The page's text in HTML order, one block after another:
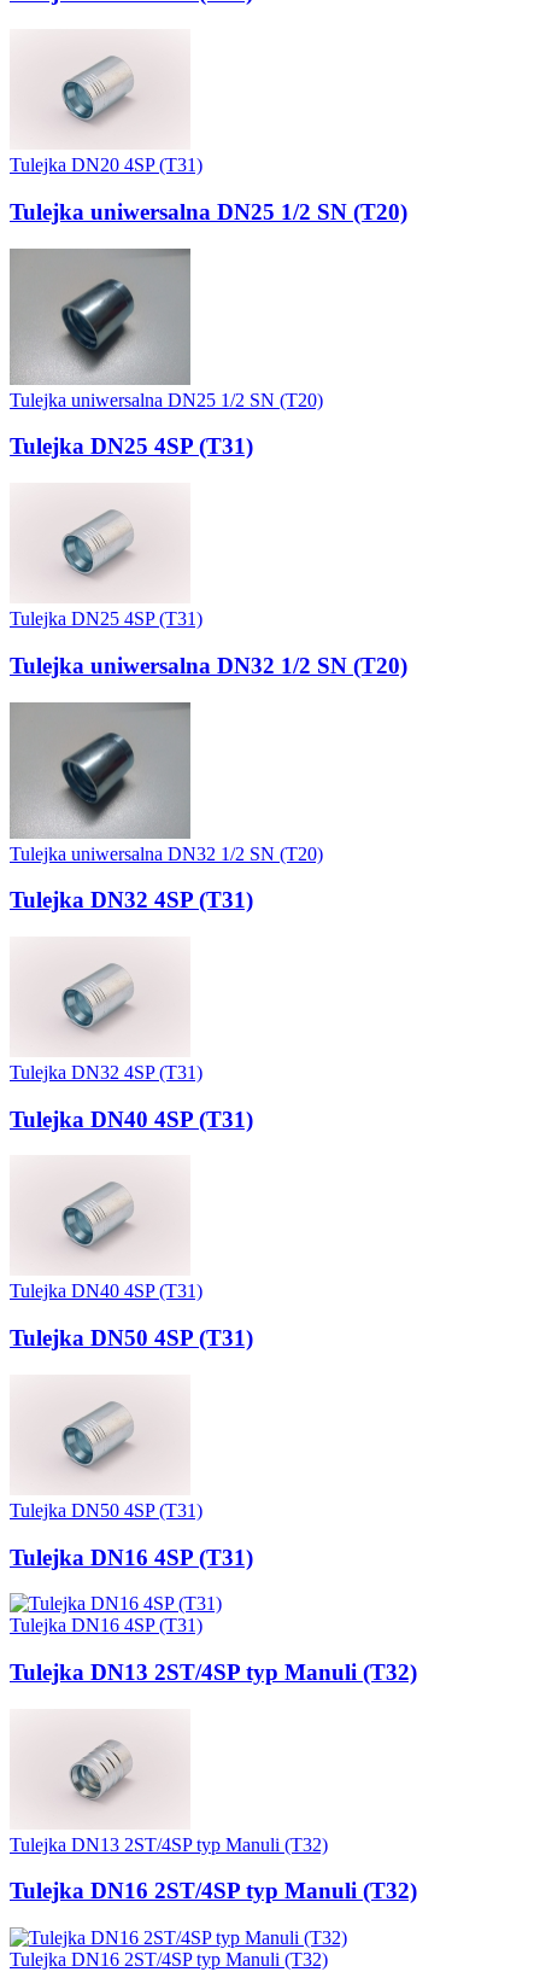
Tulejka DN20 4SP (T31)
Tulejka uniwersalna DN25 1/2 SN (T20)
Tulejka uniwersalna DN25 1/2 SN (T20)
Tulejka DN25 4SP (T31)
Tulejka DN25 4SP (T31)
Tulejka uniwersalna DN32 1/2 SN (T20)
Tulejka uniwersalna DN32 1/2 SN (T20)
Tulejka DN32 4SP (T31)
Tulejka DN32 4SP (T31)
Tulejka DN40 4SP (T31)
Tulejka DN40 4SP (T31)
Tulejka DN50 4SP (T31)
Tulejka DN50 4SP (T31)
Tulejka DN16 4SP (T31)
Tulejka DN16 4SP (T31)
Tulejka DN13 2ST/4SP typ Manuli (T32)
Tulejka DN13 2ST/4SP typ Manuli (T32)
Tulejka DN16 2ST/4SP typ Manuli (T32)
Tulejka DN16 2ST/4SP typ Manuli (T32)